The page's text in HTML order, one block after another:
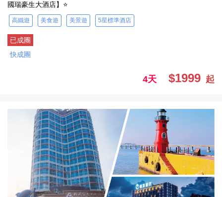
國瑞豪生大酒店】⭐
高鐵遊 美食遊 美景遊 5星標準酒店
已成團
快成團
4天 $1999 起